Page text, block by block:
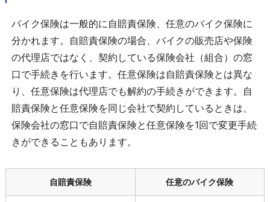
バイク保険は一般的に自賠責保険、任意のバイク保険に
分かれます。自賠責保険の場合、バイクの販売店や保険
の代理店ではなく、契約している保険会社（組合）の窓
口で手続きを行います。任意保険は自賠責保険とは異な
り、任意保険は代理店でも解約の手続きができます。自
賠責保険と任意保険を同じ会社で契約しているときは、
保険会社の窓口で自賠責保険と任意保険を1回で変更手続
きができることもあります。
自賠責保険 任意のバイク保険